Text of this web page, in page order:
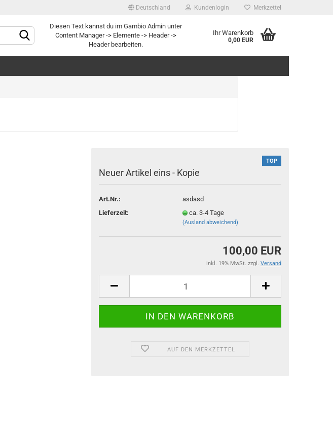
Deutschland
Lieferland
Kundenlogin Merkzettel
Diesen Text kannst du im Gambio Admin unter
Content Manager -> Elemente -> Header ->
Header bearbeiten.
Ihr Warenkorb
0,00 EUR
TOP
Neuer Artikel eins - Kopie
Art.Nr.:
asdasd
Lieferzeit:
ca. 3-4 Tage
(Ausland abweichend)
100,00 EUR
inkl. 19% MwSt. zzgl. Versand
AUF DEN MERKZETTEL